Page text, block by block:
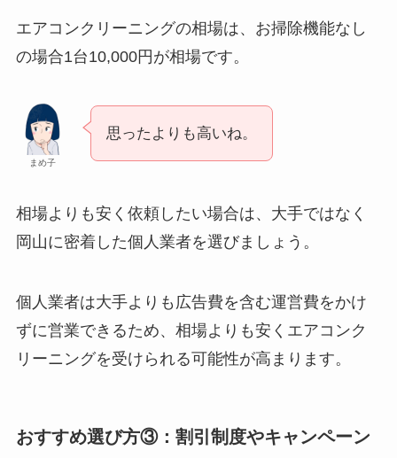
エアコンクリーニングの相場は、お掃除機能なし
の場合1台10,000円が相場です。
まめ子
思ったよりも高いね。
相場よりも安く依頼したい場合は、大手ではなく
岡山に密着した個人業者を選びましょう。
個人業者は大手よりも広告費を含む運営費をかけ
ずに営業できるため、相場よりも安くエアコンク
リーニングを受けられる可能性が高まります。
おすすめ選び方③：割引制度やキャンペーン